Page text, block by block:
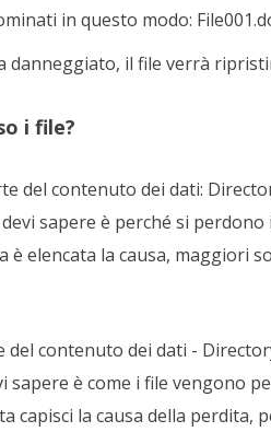
in questo modo:
danneggiato, il file verrà
i file?
del contenuto dei dati:
sapere è perché si
è elencata la causa, maggiori
del contenuto dei dati -
sapere è come i file vengono
capisci la causa della